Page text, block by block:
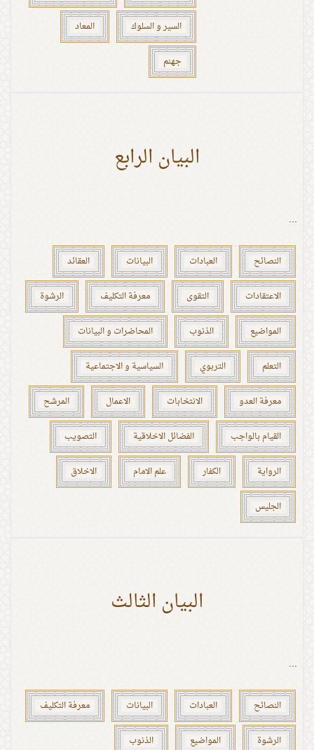
السير و السلوك المعاد
جهنم
البيان الرابع
...
النصائح العبادات البيانات العقائد
الاعتقادات التقوى معرفة التكليف الرشوة
المواضيع الذنوب المحاضرات و البيانات
التعلم التربوي السياسية و الاجتماعية
معرفة العدو الانتخابات الاعمال المرشح
القيام بالواجب الفضائل الاخلاقية التصويب
الرواية الكفار علم الامام الاخلاق
الجليس
البيان الثالث
...
النصائح العبادات البيانات معرفة التكليف
الرشوة المواضيع الذنوب